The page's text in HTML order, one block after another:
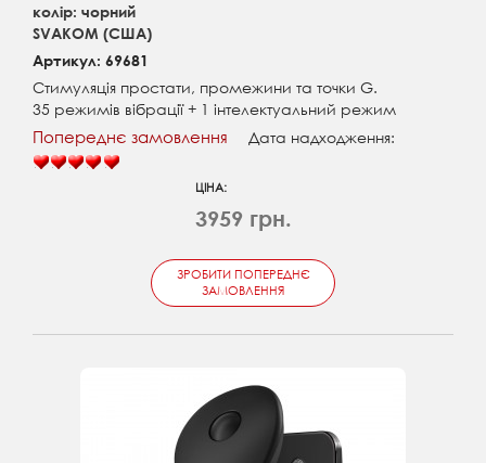
колір: чорний
SVAKOM (США)
Артикул: 69681
Стимуляція простати, промежини та точки G.
35 режимів вібрації + 1 інтелектуальний режим
Попереднє замовлення Дата надходження:
ЦІНА:
3959 грн.
ЗРОБИТИ ПОПЕРЕДНЄ
ЗАМОВЛЕННЯ